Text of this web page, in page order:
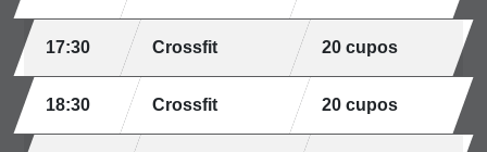
17:30 Crossfit 20 cupos
18:30 Crossfit 20 cupos